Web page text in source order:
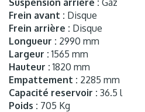
Frein avant : Disque
Frein arrière : Disque
Longueur : 2990 mm
Largeur : 1565 mm
Hauteur : 1820 mm
Empattement : 2285 mm
Capacité reservoir : 36.5 l
Poids : 705 Kg